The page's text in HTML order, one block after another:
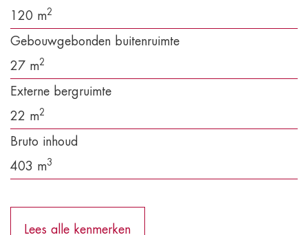
120 m2
Gebouwgebonden buitenruimte
27 m2
Externe bergruimte
22 m2
Bruto inhoud
403 m3
Lees alle kenmerken